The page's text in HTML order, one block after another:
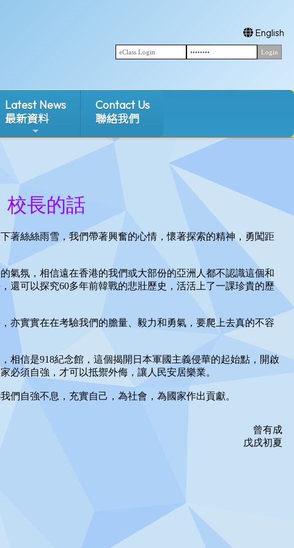
English
Latest News
最新資料
Contact Us
聯絡我們